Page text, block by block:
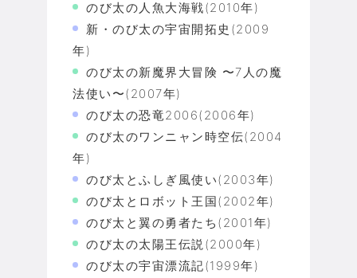
のび太の人魚大海戦(2010年)
新・のび太の宇宙開拓史(2009
年)
のび太の新魔界大冒険 〜7人の魔
法使い〜(2007年)
のび太の恐竜2006(2006年)
のび太のワンニャン時空伝(2004
年)
のび太とふしぎ風使い(2003年)
のび太とロボット王国(2002年)
のび太と翼の勇者たち(2001年)
のび太の太陽王伝説(2000年)
のび太の宇宙漂流記(1999年)